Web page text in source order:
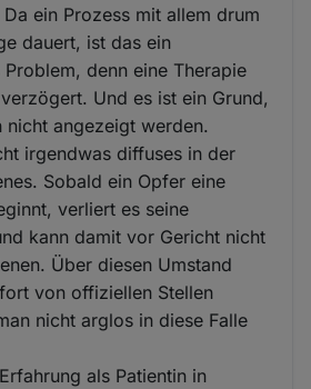
ein Prozess mit allem drum
dauert, ist das ein
denn eine Therapie
Und es ist ein Grund,
nicht angezeigt werden.
irgendwas diffuses in der
Sobald ein Opfer eine
verliert es seine
kann damit vor Gericht nicht
Über diesen Umstand
von offiziellen Stellen
nicht arglos in diese Falle
als Patientin in